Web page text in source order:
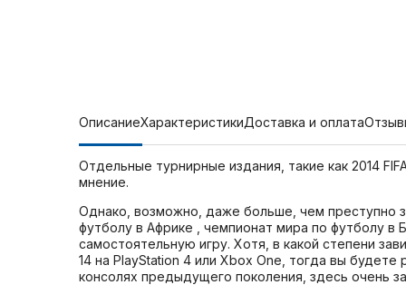
ОписаниеХарактеристикиДоставка и оплата
Отдельные турнирные издания, такие как 2014
мнение.
Однако, возможно, даже больше, чем преступно
футболу в Африке , чемпионат мира по футболу
самостоятельную игру. Хотя, в какой степени
14 на PlayStation 4 или Xbox One, тогда вы
консолях предыдущего поколения, здесь очень